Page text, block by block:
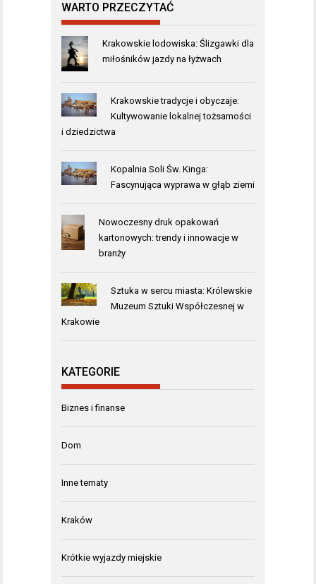
WARTO PRZECZYTAĆ
Krakowskie lodowiska: Ślizgawki dla
miłośników jazdy na łyżwach
Krakowskie tradycje i obyczaje:
Kultywowanie lokalnej tożsamości
i dziedzictwa
Kopalnia Soli Św. Kinga:
Fascynująca wyprawa w głąb ziemi
Nowoczesny druk opakowań
kartonowych: trendy i innowacje w
branży
Sztuka w sercu miasta: Królewskie
Muzeum Sztuki Współczesnej w
Krakowie
KATEGORIE
Biznes i finanse
Dom
Inne tematy
Kraków
Krótkie wyjazdy miejskie